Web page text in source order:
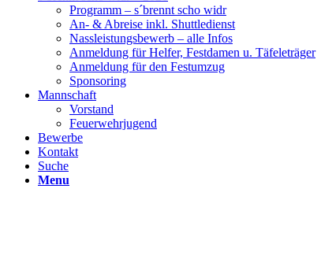
Programm – s´brennt scho widr
An- & Abreise inkl. Shuttledienst
Nassleistungsbewerb – alle Infos
Anmeldung für Helfer, Festdamen u. Täfeleträger
Anmeldung für den Festumzug
Sponsoring
Mannschaft
Vorstand
Feuerwehrjugend
Bewerbe
Kontakt
Suche
Menu